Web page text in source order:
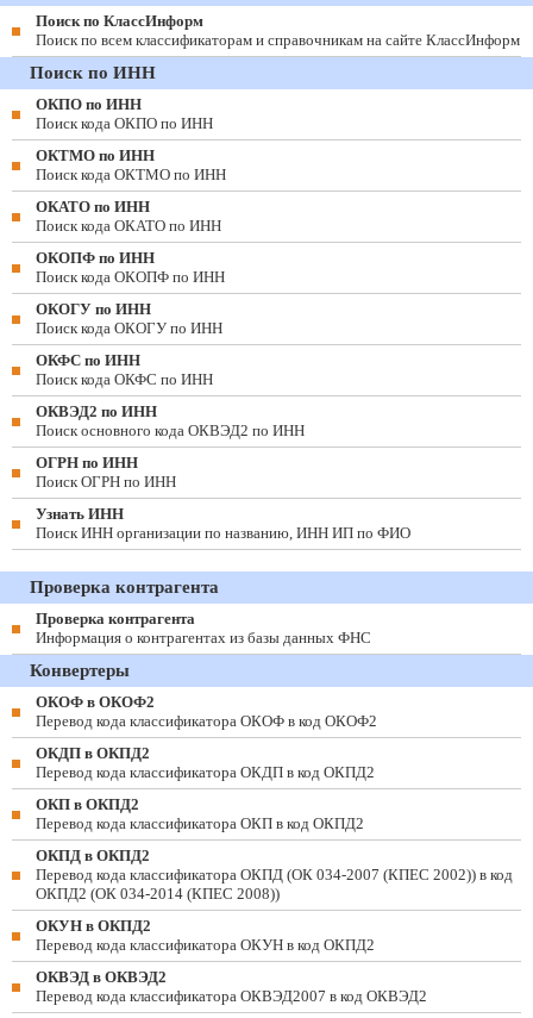
Поиск по КлассИнформ
Поиск по всем классификаторам и справочникам на сайте КлассИнформ
Поиск по ИНН
ОКПО по ИНН
Поиск кода ОКПО по ИНН
ОКТМО по ИНН
Поиск кода ОКТМО по ИНН
ОКАТО по ИНН
Поиск кода ОКАТО по ИНН
ОКОПФ по ИНН
Поиск кода ОКОПФ по ИНН
ОКОГУ по ИНН
Поиск кода ОКОГУ по ИНН
ОКФС по ИНН
Поиск кода ОКФС по ИНН
ОКВЭД2 по ИНН
Поиск основного кода ОКВЭД2 по ИНН
ОГРН по ИНН
Поиск ОГРН по ИНН
Узнать ИНН
Поиск ИНН организации по названию, ИНН ИП по ФИО
Проверка контрагента
Проверка контрагента
Информация о контрагентах из базы данных ФНС
Конвертеры
ОКОФ в ОКОФ2
Перевод кода классификатора ОКОФ в код ОКОФ2
ОКДП в ОКПД2
Перевод кода классификатора ОКДП в код ОКПД2
ОКП в ОКПД2
Перевод кода классификатора ОКП в код ОКПД2
ОКПД в ОКПД2
Перевод кода классификатора ОКПД (ОК 034-2007 (КПЕС 2002)) в код
ОКПД2 (ОК 034-2014 (КПЕС 2008))
ОКУН в ОКПД2
Перевод кода классификатора ОКУН в код ОКПД2
ОКВЭД в ОКВЭД2
Перевод кода классификатора ОКВЭД2007 в код ОКВЭД2